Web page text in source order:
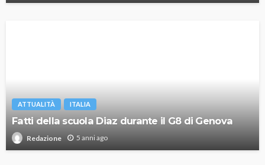
ATTUALITÀ ITALIA
Fatti della scuola Diaz durante il G8 di Genova
Redazione 5 anni ago